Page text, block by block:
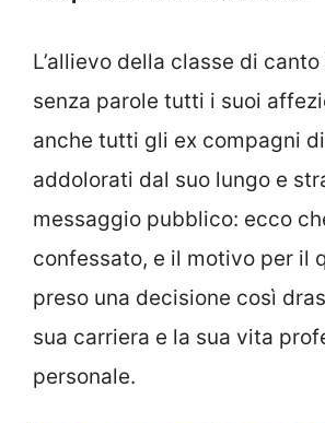
L’allievo della classe di
senza parole tutti i suoi
anche tutti gli ex compagni
addolorati dal suo lungo e
messaggio pubblico: ecco
confessato, e il motivo per il
preso una decisione così
sua carriera e la sua vita
personale.